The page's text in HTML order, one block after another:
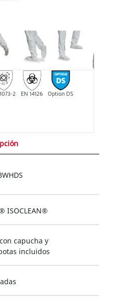
2 EN 14126 Option DS
ISOCLEAN®
capucha y
incluidos